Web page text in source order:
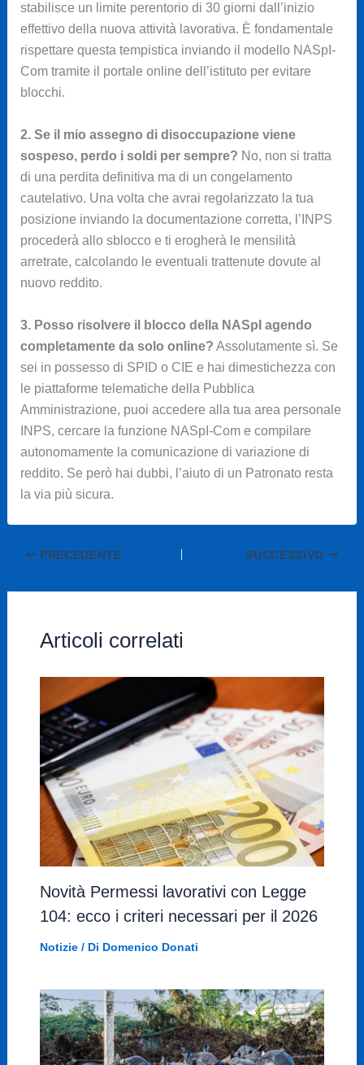
stabilisce un limite perentorio di 30 giorni dall’inizio
effettivo della nuova attività lavorativa. È fondamentale
rispettare questa tempistica inviando il modello NASpI-
Com tramite il portale online dell’istituto per evitare
blocchi.
2. Se il mio assegno di disoccupazione viene
sospeso, perdo i soldi per sempre? No, non si tratta
di una perdita definitiva ma di un congelamento
cautelativo. Una volta che avrai regolarizzato la tua
posizione inviando la documentazione corretta, l’INPS
procederà allo sblocco e ti erogherà le mensilità
arretrate, calcolando le eventuali trattenute dovute al
nuovo reddito.
3. Posso risolvere il blocco della NASpI agendo
completamente da solo online? Assolutamente sì. Se
sei in possesso di SPID o CIE e hai dimestichezza con
le piattaforme telematiche della Pubblica
Amministrazione, puoi accedere alla tua area personale
INPS, cercare la funzione NASpI-Com e compilare
autonomamente la comunicazione di variazione di
reddito. Se però hai dubbi, l’aiuto di un Patronato resta
la via più sicura.
PRECEDENTE SUCCESSIVO
Articoli correlati
Novità Permessi lavorativi con Legge
104: ecco i criteri necessari per il 2026
Notizie/ Di Domenico Donati